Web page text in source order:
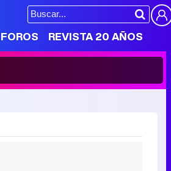
FOROS REVISTA 20 AÑOS